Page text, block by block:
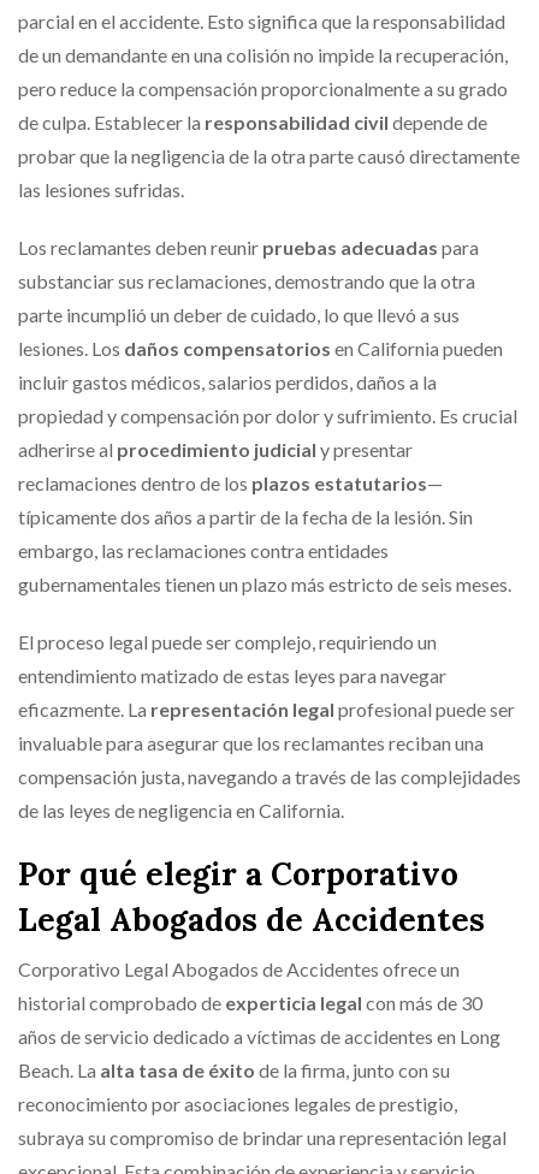
parcial en el accidente. Esto significa que la responsabilidad
de un demandante en una colisión no impide la recuperación,
pero reduce la compensación proporcionalmente a su grado
de culpa. Establecer la responsabilidad civil depende de
probar que la negligencia de la otra parte causó directamente
las lesiones sufridas.
Los reclamantes deben reunir pruebas adecuadas para
substanciar sus reclamaciones, demostrando que la otra
parte incumplió un deber de cuidado, lo que llevó a sus
lesiones. Los daños compensatorios en California pueden
incluir gastos médicos, salarios perdidos, daños a la
propiedad y compensación por dolor y sufrimiento. Es crucial
adherirse al procedimiento judicial y presentar
reclamaciones dentro de los plazos estatutarios—
típicamente dos años a partir de la fecha de la lesión. Sin
embargo, las reclamaciones contra entidades
gubernamentales tienen un plazo más estricto de seis meses.
El proceso legal puede ser complejo, requiriendo un
entendimiento matizado de estas leyes para navegar
eficazmente. La representación legal profesional puede ser
invaluable para asegurar que los reclamantes reciban una
compensación justa, navegando a través de las complejidades
de las leyes de negligencia en California.
Por qué elegir a Corporativo
Legal Abogados de Accidentes
Corporativo Legal Abogados de Accidentes ofrece un
historial comprobado de experticia legal con más de 30
años de servicio dedicado a víctimas de accidentes en Long
Beach. La alta tasa de éxito de la firma, junto con su
reconocimiento por asociaciones legales de prestigio,
subraya su compromiso de brindar una representación legal